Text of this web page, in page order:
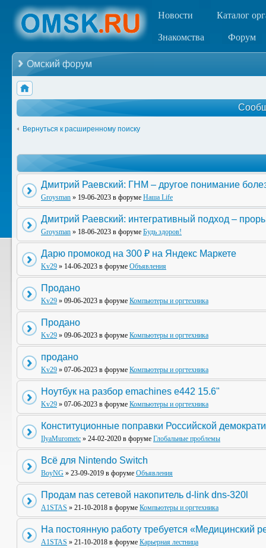
Новости Каталог
Знакомства Форум
Омский форум
Вернуться к расширенному поиску
Дмитрий Раевский: ГНМ – другое понимание
Groysman » 19-06-2023 в форуме Наша Life
Дмитрий Раевский: интегративный подход –
Groysman » 18-06-2023 в форуме Будь здоров!
Дарю промокод на 300 ₽ на Яндекс Маркете
Kv29 » 14-06-2023 в форуме Объявления
Продано
Kv29 » 09-06-2023 в форуме Компьютеры и оргтехника
Продано
Kv29 » 09-06-2023 в форуме Компьютеры и оргтехника
продано
Kv29 » 07-06-2023 в форуме Компьютеры и оргтехника
Ноутбук на разбор emachines e442 15.6"
Kv29 » 07-06-2023 в форуме Компьютеры и оргтехника
Конституционные поправки Российской
IlyaMurometc » 24-02-2020 в форуме Глобальные проблемы
Всё для Nintendo Switch
BoyNG » 23-09-2019 в форуме Объявления
Продам nas сетевой накопитель d-link dns-320l
A1STAS » 21-10-2018 в форуме Компьютеры и оргтехника
На постоянную работу требуется «Медицинский
A1STAS » 21-10-2018 в форуме Карьерная лестница